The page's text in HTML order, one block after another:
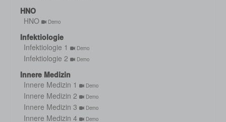
HNO
HNO
Demo
Infektiologie
Infektiologie 1
Demo
Infektiologie 2 Demo
Innere Medizin
Innere Medizin 1
Demo
Innere Medizin 2 Demo
Innere Medizin 3 Demo
Innere Medizin 4 Demo